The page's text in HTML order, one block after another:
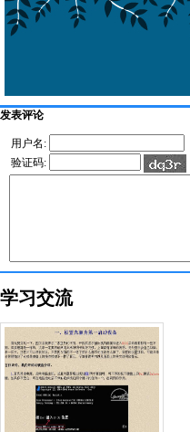
发表评论
用户名:
验证码:
学习交流